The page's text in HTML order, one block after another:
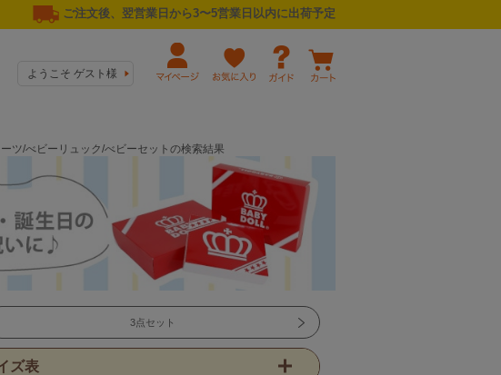
ご注文後、翌営業日から3〜5営業日以内に出荷予定
ようこそ ゲスト様
ツ/べビーリュック/べビーセットの検索結果
3点セット
ズ表